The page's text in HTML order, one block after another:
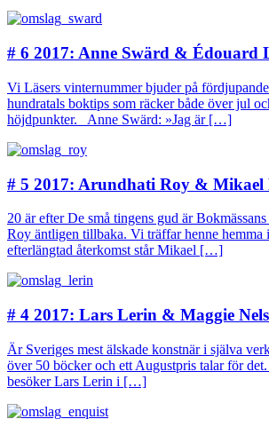
# 6 2017: Anne Swärd & Édouard
Vi Läsers vinternummer bjuder på
hundratals boktips som räcker både över jul
höjdpunkter. Anne Swärd: »Jag är […]
# 5 2017: Arundhati Roy & Mikael
20 är efter De små tingens gud är
Roy äntligen tillbaka. Vi träffar henne hemma
efterlängtad återkomst står Mikael […]
# 4 2017: Lars Lerin & Maggie
Är Sveriges mest älskade konstnär i själva
över 50 böcker och ett Augustpris talar för
besöker Lars Lerin i […]